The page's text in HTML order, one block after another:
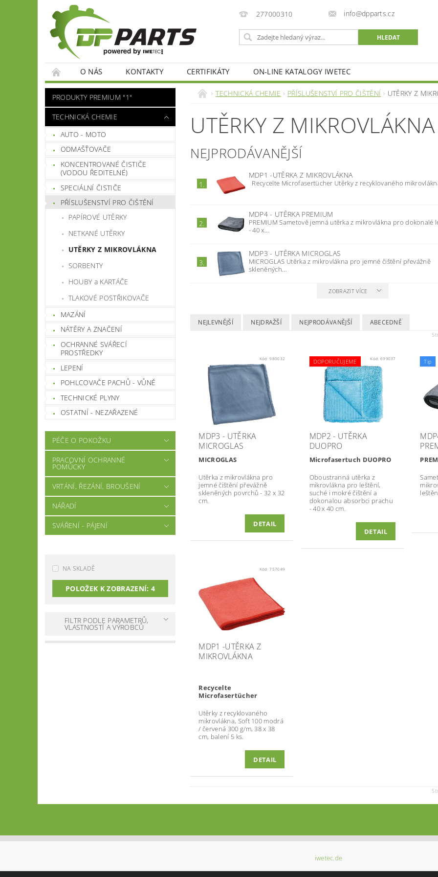
277000310 info@dpparts.cz
O NÁS KONTAKTY CERTIFIKÁTY ON-LINE KATALOGY IWETEC
PRODUKTY PREMIUM "1"
TECHNICKÁ CHEMIE
AUTO - MOTO
ODMAŠŤOVAČE
KONCENTROVANÉ ČISTIČE
(VODOU ŘEDITELNÉ)
SPECIÁLNÍ ČISTIČE
PŘÍSLUŠENSTVÍ PRO ČIŠTĚNÍ
PAPÍROVÉ UTĚRKY
NETKANÉ UTĚRKY
UTĚRKY Z MIKROVLÁKNA
SORBENTY
HOUBY a KARTÁČE
TLAKOVÉ POSTŘIKOVAČE
MAZÁNÍ
NÁTĚRY A ZNAČENÍ
OCHRANNÉ SVÁŘECÍ
PROSTŘEDKY
LEPENÍ
POHLCOVAČE PACHŮ - VŮNĚ
TECHNICKÉ PLYNY
OSTATNÍ - NEZAŘAZENÉ
PÉČE O POKOŽKU
PRACOVNÍ OCHRANNÉ
POMŮCKY
VRTÁNÍ, ŘEZÁNÍ, BROUŠENÍ
NÁŘADÍ
SVÁŘENÍ - PÁJENÍ
NA SKLADĚ
POLOŽEK K ZOBRAZENÍ: 4
FILTR PODLE PARAMETRŮ,
VLASTNOSTÍ A VÝROBCŮ
TECHNICKÁ CHEMIE PŘÍSLUŠENSTVÍ PRO ČIŠTĚNÍ UTĚRKY Z
UTĚRKY Z MIKROVLÁKNA
NEJPRODÁVANĚJŠÍ
1.
MDP1 -UTĚRKA Z MIKROVLÁKNA
Recycelte Microfasertücher Utěrky z recyklovaného
2.
MDP4 - UTĚRKA PREMIUM
PREMIUM Sametově jemná utěrka z mikrovlákna pro dokonalé
- 40 x...
3.
MDP3 - UTĚRKA MICROGLAS
MICROGLAS Utěrka z mikrovlákna pro jemné čištění převážně
skleněných...
ZOBRAZIT VÍCE
NEJLEVNĚJŠÍ NEJDRAŽŠÍ NEJPRODÁVANĚJŠÍ ABECEDNĚ
Kód:980032
MDP3 - UTĚRKA
MICROGLAS
MICROGLAS
Utěrka z mikrovlákna pro
jemné čištění převážně
skleněných povrchů - 32 x 32
cm.
DETAIL
DOPORUČUJEME Kód: 699037
MDP2 - UTĚRKA
DUOPRO
Microfasertuch DUOPRO
Oboustranná utěrka z
mikrovlákna pro leštění,
suché i mokré čištění a
dokonalou absorbci prachu
- 40 x 40 cm.
DETAIL
Tip
Kód:757049
MDP1 -UTĚRKA Z
MIKROVLÁKNA
Recycelte
Microfasertücher
Utěrky z recyklovaného
mikrovlákna, Soft 100 modrá
/ červená 300 g/m, 38 x 38
cm, balení 5 ks.
DETAIL
iwetec.de